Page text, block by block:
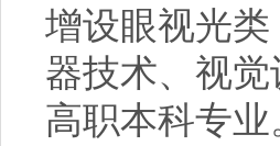
增设眼视光
器技术、视
高职本科专